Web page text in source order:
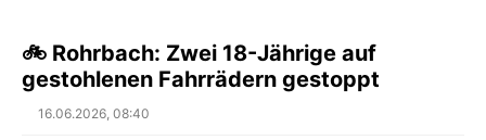
🚲 Rohrbach: Zwei 18-Jährige auf
gestohlenen Fahrrädern gestoppt
Posted
16.06.2026, 08:40